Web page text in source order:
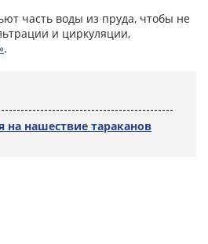
часть воды из пруда, чтобы не
и циркуляции,
.
на нашествие тараканов